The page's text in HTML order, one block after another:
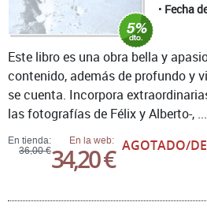
Fecha
En tienda:
36,00 €
En la web:
34,20 € AGOTADO/
Este libro es una obra bella y
contenido, además de profundo y
se cuenta. Incorpora
las fotografías de Félix y Alberto-, ...